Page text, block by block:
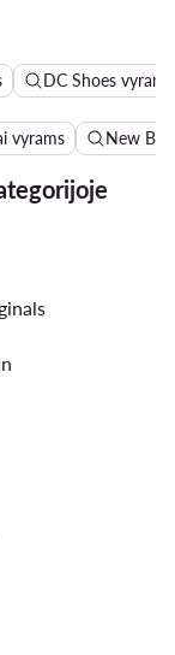
DC Shoes vyrams
vyrams New